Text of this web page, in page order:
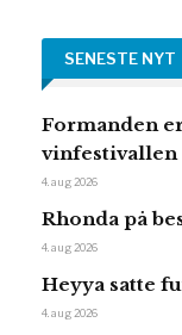
SENESTE NYT
Formanden
vinfestivallen
4. aug 2026
Rhonda på
4. aug 2026
Heyya satte
4. aug 2026